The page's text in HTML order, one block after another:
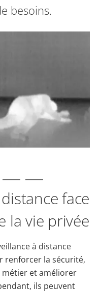
besoins.
face
la vie privée
à distance
renforcer la sécurité,
métier et améliorer
ils peuvent